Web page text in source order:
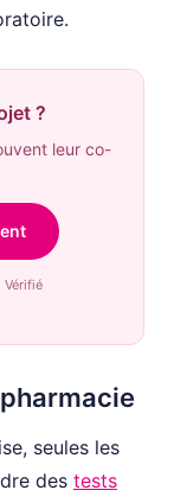
?
leur co-
seules les
des tests